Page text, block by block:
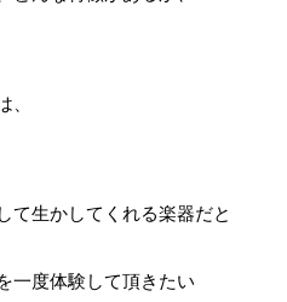
、
て生かしてくれる楽器だと
一度体験して頂きたい